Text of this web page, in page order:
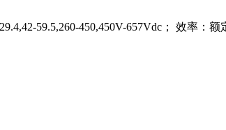
59.5,260-450,450V-657Vdc； 效率